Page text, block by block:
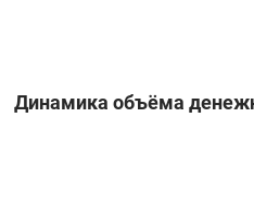
Динамика объёма